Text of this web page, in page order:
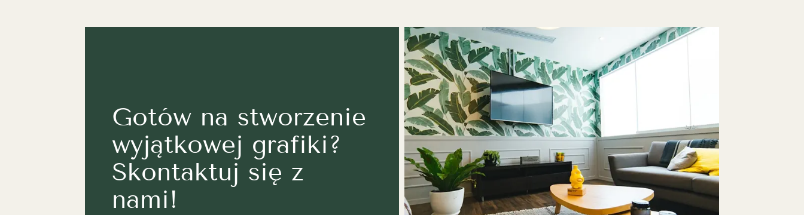
Gotów na stworzenie
wyjątkowej grafiki?
Skontaktuj się z
nami!